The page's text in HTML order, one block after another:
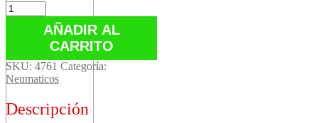
SPORTMAXX
cantidad
AÑADIR AL
CARRITO
SKU: 4761 Categoría:
Neumaticos
Descripción